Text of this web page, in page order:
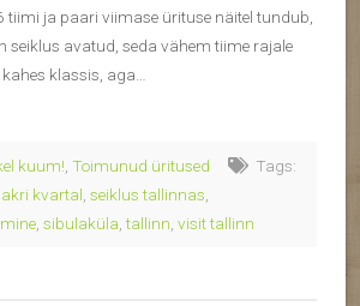
tiimi ja paari viimase ürituse näitel tundub,
seiklus avatud, seda vähem tiime rajale
klassis, aga…
kuum! Toimunud üritused
Tags:
kvartal seiklus tallinnas
sibulaküla ,tallinn visit tallinn